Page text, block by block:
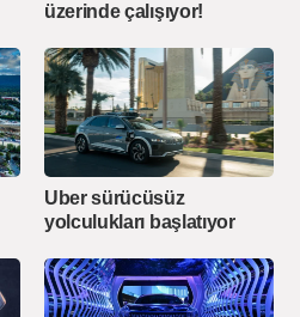
üzerinde çalışıyor!
Uber sürücüsüz
yolculukları başlatıyor